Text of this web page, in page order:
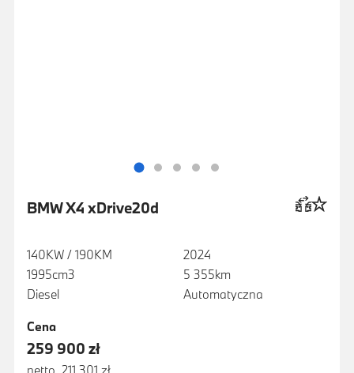
BMW X4 xDrive20d
140KW / 190KM
1995cm3
Diesel
2024
5 355km
Automatyczna
Cena
259 900 zł
netto 211 301 zł